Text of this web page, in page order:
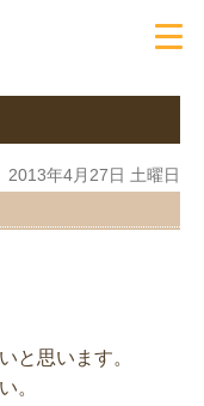
2013年4月27日 土曜日
と思います。
。